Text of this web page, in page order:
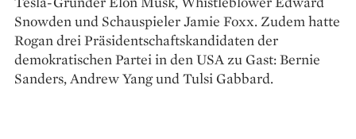
Snowden und Schauspieler Jamie Foxx. Zudem hatte
Rogan drei Präsidentschaftskandidaten der
demokratischen Partei in den USA zu Gast: Bernie
Sanders, Andrew Yang und Tulsi Gabbard.